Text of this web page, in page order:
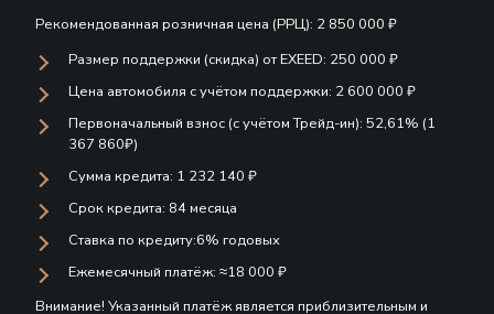
Рекомендованная розничная цена (РРЦ): 2 850 000 ₽
Размер поддержки (скидка) от EXEED: 250 000 ₽
Цена автомобиля с учётом поддержки: 2 600 000 ₽
Первоначальный взнос (с учётом Трейд-ин): 52,61% (1
367 860₽)
Сумма кредита: 1 232 140 ₽
Срок кредита: 84 месяца
Ставка по кредиту:6% годовых
Ежемесячный платёж: ≈18 000 ₽
Внимание! Указанный платёж является приблизительным и